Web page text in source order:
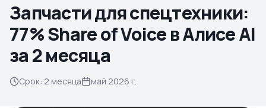
Запчасти для спецтехники:
77% Share of Voice в Алисе AI
за 2 месяца
Срок: 2 месяца май 2026 г.